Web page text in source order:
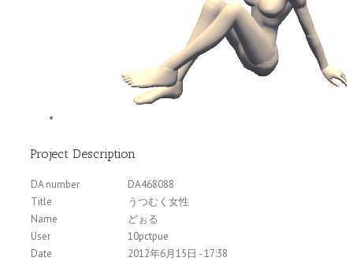
Project Description
DA number
DA468088
Title
うつむく女性
Name
どぉる
User
10pctpue
Date
2012年6月15日 - 17:38